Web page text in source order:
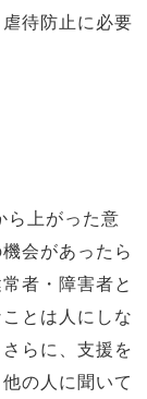
待防止に必要
ら上がった意
会があったら
者・障害者と
とは人にしな
らに、支援を
の人に聞いて